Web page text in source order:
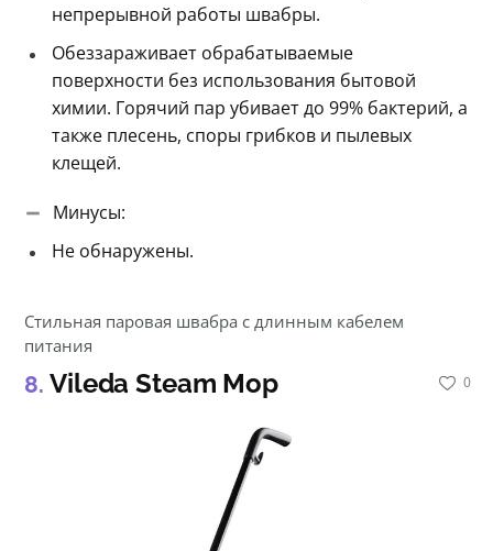
непрерывной работы швабры.
Обеззараживает обрабатываемые
поверхности без использования бытовой
химии. Горячий пар убивает до 99% бактерий, а
также плесень, споры грибков и пылевых
клещей.
Минусы:
Не обнаружены.
0
Стильная паровая швабра с длинным кабелем
питания
Vileda Steam Mop